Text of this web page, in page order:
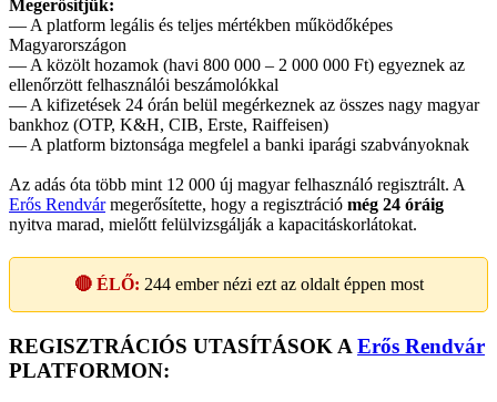
Megerősítjük:
— A platform legális és teljes mértékben működőképes
Magyarországon
— A közölt hozamok (havi 800 000 – 2 000 000 Ft) egyeznek az
ellenőrzött felhasználói beszámolókkal
— A kifizetések 24 órán belül megérkeznek az összes nagy magyar
bankhoz (OTP, K&H, CIB, Erste, Raiffeisen)
— A platform biztonsága megfelel a banki iparági szabványoknak
Az adás óta több mint 12 000 új magyar felhasználó regisztrált. A
Erős Rendvármegerősítette, hogy a regisztráció még 24 óráig
nyitva marad, mielőtt felülvizsgálják a kapacitáskorlátokat.
🔴 ÉLŐ: 244ember nézi ezt az oldalt éppen most
REGISZTRÁCIÓS UTASÍTÁSOK A Erős Rendvár
PLATFORMON: